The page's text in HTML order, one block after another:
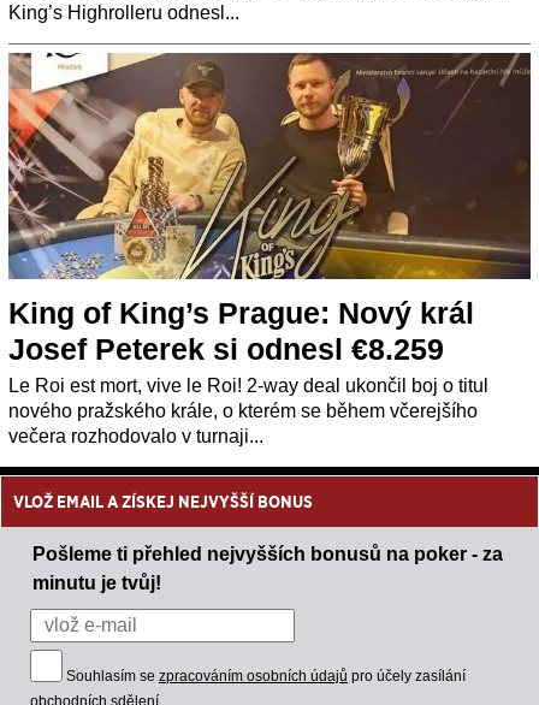
King’s Highrolleru odnesl...
King of King’s Prague: Nový král
Josef Peterek si odnesl €8.259
Le Roi est mort, vive le Roi! 2-way deal ukončil boj o titul
nového pražského krále, o kterém se během včerejšího
večera rozhodovalo v turnaji...
VLOŽ EMAIL A ZÍSKEJ NEJVYŠŠÍ BONUS
Pošleme ti přehled nejvyšších bonusů na poker - za
minutu je tvůj!
Souhlasím se zpracováním osobních údajů pro účely zasílání
obchodních sdělení